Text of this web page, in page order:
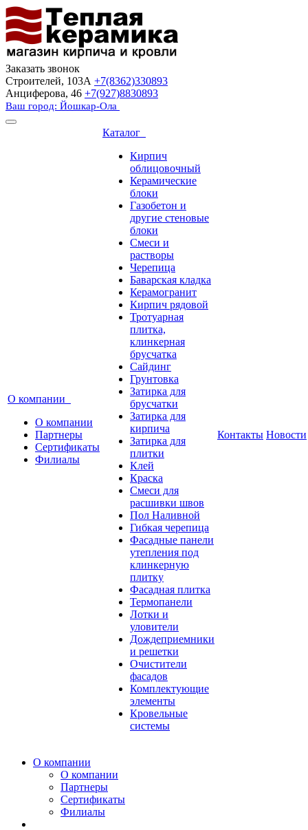
Заказать звонок
Строителей, 103А +7(8362)330893
Анциферова, 46 +7(927)8830893
Ваш город: Йошкар-Ола
О компании
О компании
Партнеры
Сертификаты
Филиалы
Каталог
Кирпич
облицовочный
Керамические
блоки
Газобетон и
другие стеновые
блоки
Смеси и
растворы
Черепица
Баварская кладка
Керамогранит
Кирпич рядовой
Тротуарная
плитка,
клинкерная
брусчатка
Сайдинг
Грунтовка
Затирка для
брусчатки
Затирка для
кирпича
Затирка для
плитки
Клей
Краска
Смеси для
расшивки швов
Пол Наливной
Гибкая черепица
Фасадные панели
утепления под
клинкерную
плитку
Фасадная плитка
Термопанели
Лотки и
уловители
Дождеприемники
и решетки
Очистители
фасадов
Комплектующие
элементы
Кровельные
системы
Контакты Новости
О компании
О компании
Партнеры
Сертификаты
Филиалы